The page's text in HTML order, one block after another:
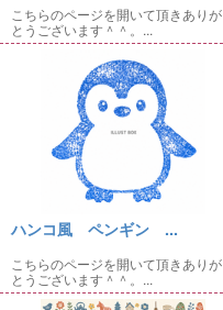
こちらのページを開いて頂きありが
とうございます＾＾。...
ハンコ風 ペンギン ...
こちらのページを開いて頂きありが
とうございます＾＾。...